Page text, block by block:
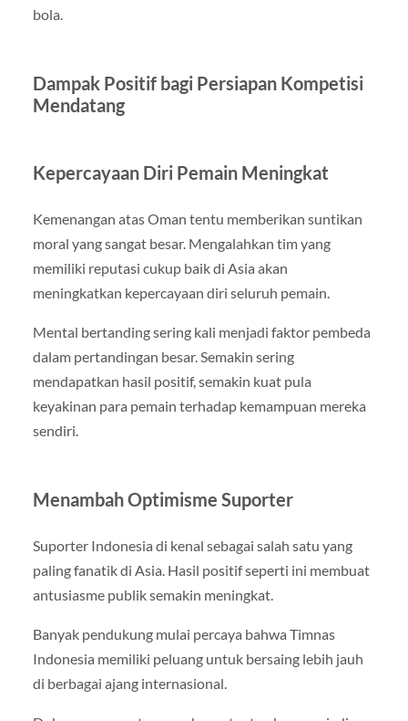
bola.
Dampak Positif bagi Persiapan Kompetisi
Mendatang
Kepercayaan Diri Pemain Meningkat
Kemenangan atas Oman tentu memberikan suntikan
moral yang sangat besar. Mengalahkan tim yang
memiliki reputasi cukup baik di Asia akan
meningkatkan kepercayaan diri seluruh pemain.
Mental bertanding sering kali menjadi faktor pembeda
dalam pertandingan besar. Semakin sering
mendapatkan hasil positif, semakin kuat pula
keyakinan para pemain terhadap kemampuan mereka
sendiri.
Menambah Optimisme Suporter
Suporter Indonesia di kenal sebagai salah satu yang
paling fanatik di Asia. Hasil positif seperti ini membuat
antusiasme publik semakin meningkat.
Banyak pendukung mulai percaya bahwa Timnas
Indonesia memiliki peluang untuk bersaing lebih jauh
di berbagai ajang internasional.